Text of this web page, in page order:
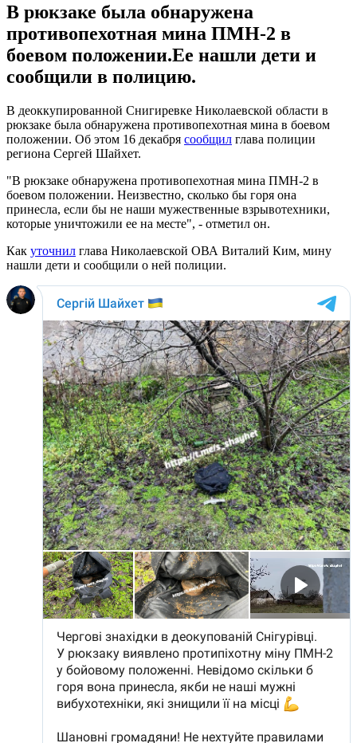
В рюкзаке была обнаружена
противопехотная мина ПМН-2 в
боевом положении.Ее нашли дети и
сообщили в полицию.
В деоккупированной Снигиревке Николаевской области в
рюкзаке была обнаружена противопехотная мина в боевом
положении. Об этом 16 декабря сообщил глава полиции
региона Сергей Шайхет.
"В рюкзаке обнаружена противопехотная мина ПМН-2 в
боевом положении. Неизвестно, сколько бы горя она
принесла, если бы не наши мужественные взрывотехники,
которые уничтожили ее на месте", - отметил он.
Как уточнил глава Николаевской ОВА Виталий Ким, мину
нашли дети и сообщили о ней полиции.